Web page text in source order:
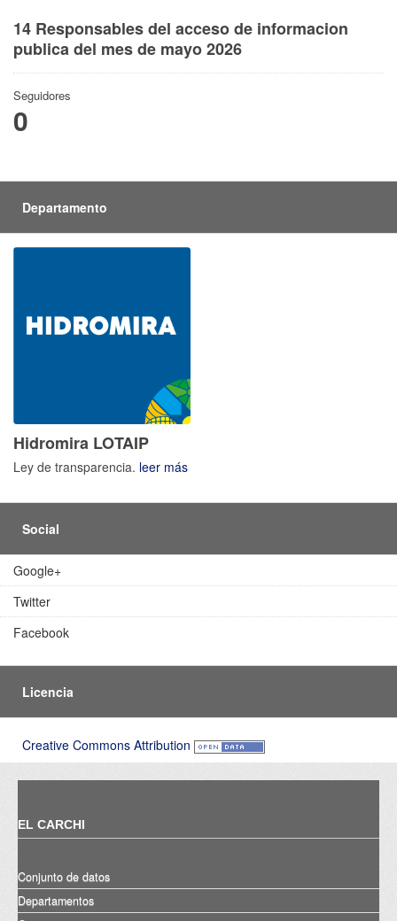
14 Responsables del acceso de informacion
publica del mes de mayo 2026
Seguidores
0
Departamento
Hidromira LOTAIP
Ley de transparencia. leer más
Social
Google+
Twitter
Facebook
Licencia
Creative Commons Attribution
EL CARCHI
Conjunto de datos
Departamentos